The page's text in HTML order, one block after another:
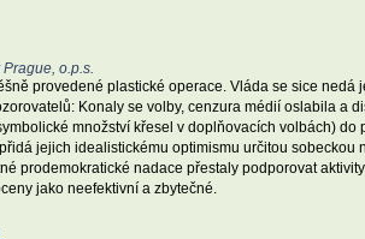
o.p.s.
provedené plastické operace. Vláda se sice nedá
Konaly se volby, cenzura médií oslabila a
množství křesel v doplňovacích volbách)
jejich idealistickému optimismu určitou sobeckou
prodemokratické nadace přestaly podporovat
jako neefektivní a zbytečné.